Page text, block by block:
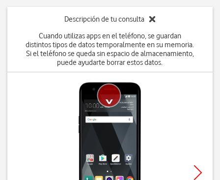
Descripción de tu consulta
Cuando utilizas apps en el teléfono, se guardan
distintos tipos de datos temporalmente en su memoria.
Si el teléfono se queda sin espacio de almacenamiento,
puede ayudarte borrar estos datos.